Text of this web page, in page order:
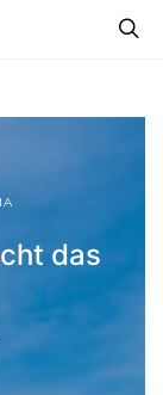
das